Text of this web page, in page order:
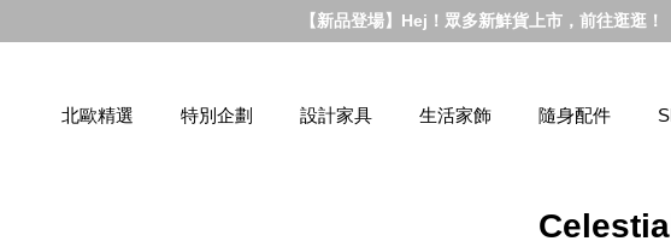
【新品登場】Hej！眾多新鮮貨上市，前往逛逛！
北歐精選 特別企劃 設計家具 生活家飾 隨身配件